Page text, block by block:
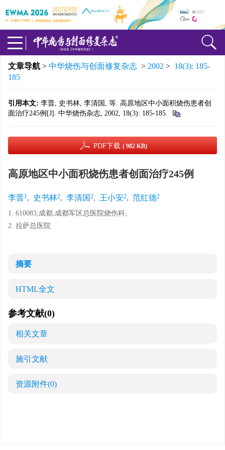
文章导航 > 中华烧伤与创面修复杂志 > 2002 > 18(3): 185-
185
引用本文: 李晋, 史书林, 李清国, 等. 高原地区中小面积烧伤患者创
面治疗245例[J]. 中华烧伤杂志, 2002, 18(3): 185-185.
PDF下载 ( 982 KB)
高原地区中小面积烧伤患者创面治疗245例
李晋1, 史书林2, 李清国2, 王小安2, 范红德2
1. 610083,成都,成都军区总医院烧伤科;
2. 拉萨总医院
摘要
HTML全文
参考文献(0)
相关文章
施引文献
资源附件(0)